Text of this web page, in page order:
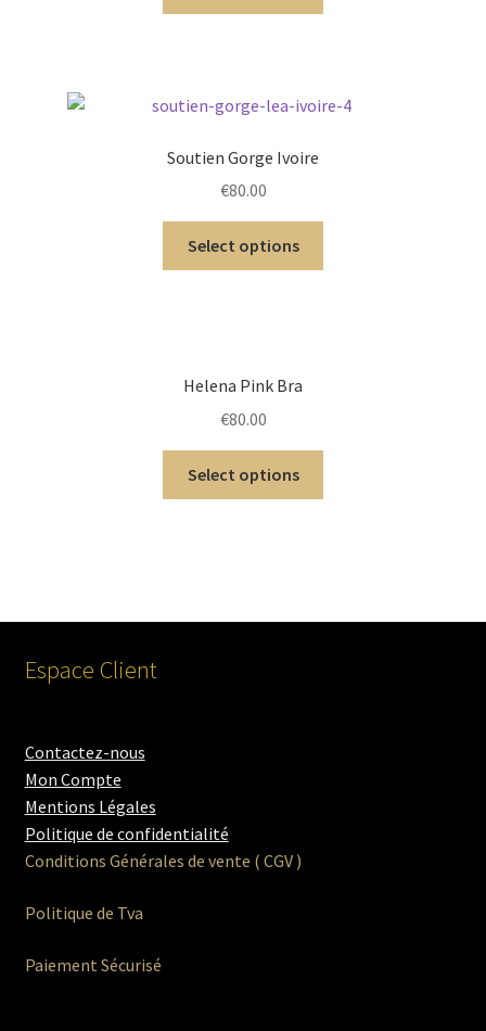
Soutien Gorge Ivoire
€80.00
Select options
Helena Pink Bra
€80.00
Select options
Espace Client
Contactez-nous
Mon Compte
Mentions Légales
Politique de confidentialité
Conditions Générales de vente ( CGV )
Politique de Tva
Paiement Sécurisé